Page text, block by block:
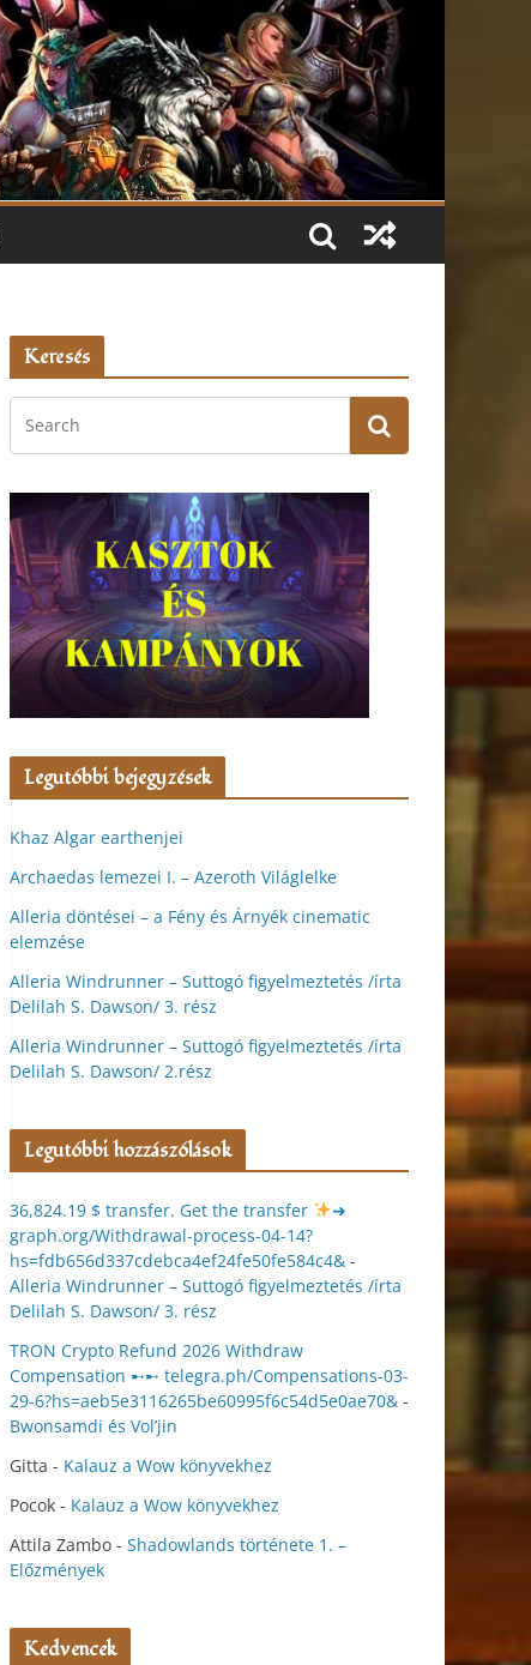
Keresés
Legutóbbi bejegyzések
Khaz Algar earthenjei
Archaedas lemezei I. – Azeroth Világlelke
Alleria döntései – a Fény és Árnyék cinematic
elemzése
Alleria Windrunner – Suttogó figyelmeztetés /írta
Delilah S. Dawson/ 3. rész
Alleria Windrunner – Suttogó figyelmeztetés /írta
Delilah S. Dawson/ 2.rész
Legutóbbi hozzászólások
36,824.19 $ transfer. Get the transfer
➜
graph.org/Withdrawal-process-04-14?
hs=fdb656d337cdebca4ef24fe50fe584c4& -
Alleria Windrunner – Suttogó figyelmeztetés /írta
Delilah S. Dawson/ 3. rész
TRON Crypto Refund 2026 Withdraw
Compensation ➸➸ telegra.ph/Compensations-03-
29-6?hs=aeb5e3116265be60995f6c54d5e0ae70& -
Bwonsamdi és Vol’jin
Gitta - Kalauz a Wow könyvekhez
Pocok - Kalauz a Wow könyvekhez
Attila Zambo - Shadowlands története 1. –
Előzmények
Kedvencek